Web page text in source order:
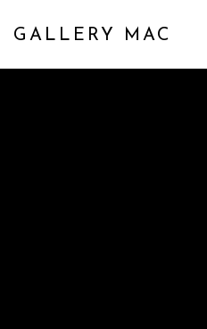
GALLERY MAC